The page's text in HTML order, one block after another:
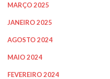
MARÇO 2025
JANEIRO 2025
AGOSTO 2024
MAIO 2024
FEVEREIRO 2024